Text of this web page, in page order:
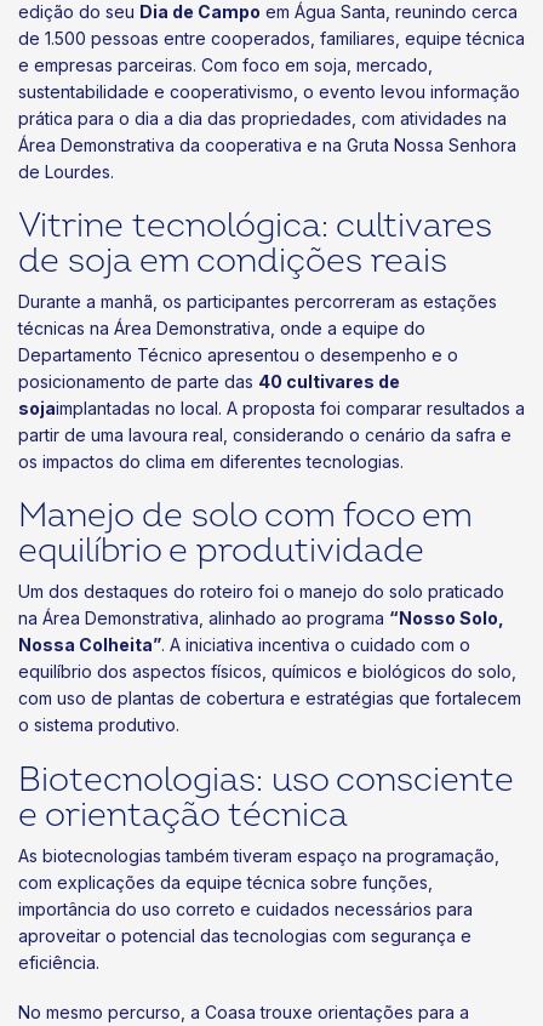
edição do seu Dia de Campo em Água Santa, reunindo cerca
de 1.500 pessoas entre cooperados, familiares, equipe técnica
e empresas parceiras. Com foco em soja, mercado,
sustentabilidade e cooperativismo, o evento levou informação
prática para o dia a dia das propriedades, com atividades na
Área Demonstrativa da cooperativa e na Gruta Nossa Senhora
de Lourdes.
Vitrine tecnológica: cultivares
de soja em condições reais
Durante a manhã, os participantes percorreram as estações
técnicas na Área Demonstrativa, onde a equipe do
Departamento Técnico apresentou o desempenho e o
posicionamento de parte das 40 cultivares de
sojaimplantadas no local. A proposta foi comparar resultados a
partir de uma lavoura real, considerando o cenário da safra e
os impactos do clima em diferentes tecnologias.
Manejo de solo com foco em
equilíbrio e produtividade
Um dos destaques do roteiro foi o manejo do solo praticado
na Área Demonstrativa, alinhado ao programa “Nosso Solo,
Nossa Colheita”. A iniciativa incentiva o cuidado com o
equilíbrio dos aspectos físicos, químicos e biológicos do solo,
com uso de plantas de cobertura e estratégias que fortalecem
o sistema produtivo.
Biotecnologias: uso consciente
e orientação técnica
As biotecnologias também tiveram espaço na programação,
com explicações da equipe técnica sobre funções,
importância do uso correto e cuidados necessários para
aproveitar o potencial das tecnologias com segurança e
eficiência.
No mesmo percurso, a Coasa trouxe orientações para a